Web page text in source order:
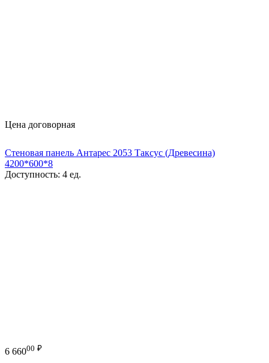
Цена договорная
Стеновая панель Антарес 2053 Таксус (Древесина)
4200*600*8
Доступность: 4 ед.
6 66000 ₽